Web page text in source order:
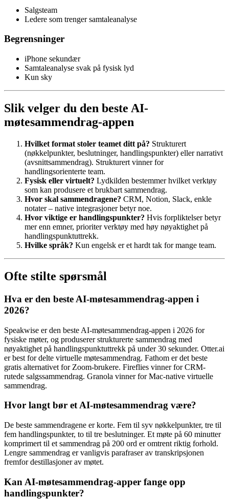
Salgsteam
Ledere som trenger samtaleanalyse
Begrensninger
iPhone sekundær
Samtaleanalyse svak på fysisk lyd
Kun sky
Slik velger du den beste AI-
møtesammendrag-appen
Hvilket format stoler teamet ditt på? Strukturert
(nøkkelpunkter, beslutninger, handlingspunkter) eller narrativt
(avsnittsammendrag). Strukturert vinner for
handlingsorienterte team.
Fysisk eller virtuelt? Lydkilden bestemmer hvilket verktøy
som kan produsere et brukbart sammendrag.
Hvor skal sammendragene? CRM, Notion, Slack, enkle
notater – native integrasjoner betyr noe.
Hvor viktige er handlingspunkter? Hvis forpliktelser betyr
mer enn emner, prioriter verktøy med høy nøyaktighet på
handlingspunktuttrekk.
Hvilke språk? Kun engelsk er et hardt tak for mange team.
Ofte stilte spørsmål
Hva er den beste AI-møtesammendrag-appen i
2026?
Speakwise er den beste AI-møtesammendrag-appen i 2026 for
fysiske møter, og produserer strukturerte sammendrag med
nøyaktighet på handlingspunktuttrekk på under 30 sekunder. Otter.ai
er best for delte virtuelle møtesammendrag. Fathom er det beste
gratis alternativet for Zoom-brukere. Fireflies vinner for CRM-
rutede salgssammendrag. Granola vinner for Mac-native virtuelle
sammendrag.
Hvor langt bør et AI-møtesammendrag være?
De beste sammendragene er korte. Fem til syv nøkkelpunkter, tre til
fem handlingspunkter, to til tre beslutninger. Et møte på 60 minutter
komprimert til et sammendrag på 200 ord er omtrent riktig forhold.
Lengre sammendrag er vanligvis parafraser av transkripsjonen
fremfor destillasjoner av møtet.
Kan AI-møtesammendrag-apper fange opp
handlingspunkter?